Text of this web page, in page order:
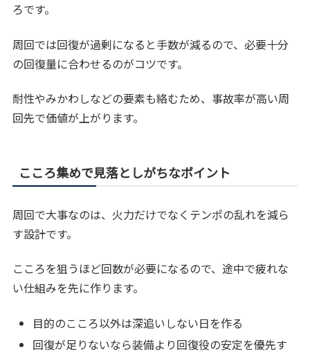
ろです。
周回では回復が過剰になると手数が減るので、必要十分
の回復量に合わせるのがコツです。
耐性やみかわしなどの要素も絡むため、事故率が高い周
回先で価値が上がります。
こころ集めで見落としがちなポイント
周回で大事なのは、火力だけでなくテンポの乱れを減ら
す設計です。
こころを狙うほど回数が必要になるので、途中で疲れな
い仕組みを先に作ります。
目的のこころ以外は深追いしない日を作る
回復が足りないなら装備より回復役の安定を優先す